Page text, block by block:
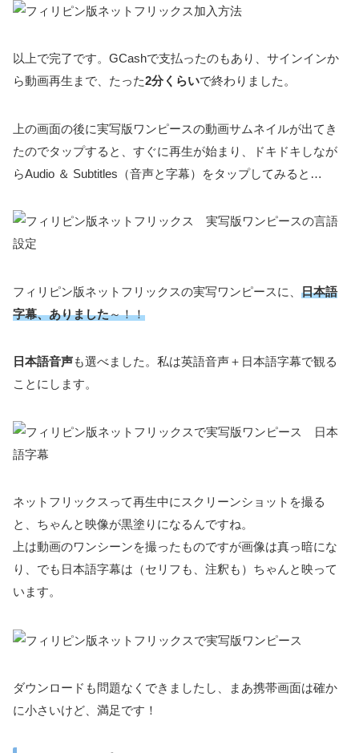
以上で完了です。GCashで支払ったのもあり、サインインか
ら動画再生まで、たった2分くらいで終わりました。
上の画面の後に実写版ワンピースの動画サムネイルが出てき
たのでタップすると、すぐに再生が始まり、ドキドキしなが
らAudio ＆ Subtitles（音声と字幕）をタップしてみると…
フィリピン版ネットフリックスの実写ワンピースに、 日本語
字幕、ありました～！！
日本語音声も選べました。私は英語音声＋日本語字幕で観る
ことにします。
ネットフリックスって再生中にスクリーンショットを撮る
と、ちゃんと映像が黒塗りになるんですね。
上は動画のワンシーンを撮ったものですが画像は真っ暗にな
り、でも日本語字幕は（セリフも、注釈も）ちゃんと映って
います。
ダウンロードも問題なくできましたし、まあ携帯画面は確か
に小さいけど、満足です！